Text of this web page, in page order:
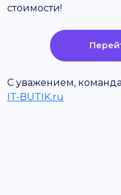
стоимости!
С уважением, команда
IT-BUTIK.ru